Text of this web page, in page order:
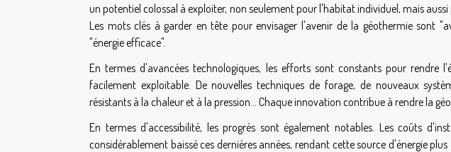
un potentiel colossal à exploiter, non seulement pour l'habitat individuel, mais
Les mots clés à garder en tête pour envisager l'avenir de la géothermie sont
"énergie efficace".
En termes d'avancées technologiques, les efforts sont constants pour rendre
facilement exploitable. De nouvelles techniques de forage, de nouveaux
résistants à la chaleur et à la pression... Chaque innovation contribue à rendre la
En termes d'accessibilité, les progrès sont également notables. Les coûts
considérablement baissé ces dernières années, rendant cette source d'énergie